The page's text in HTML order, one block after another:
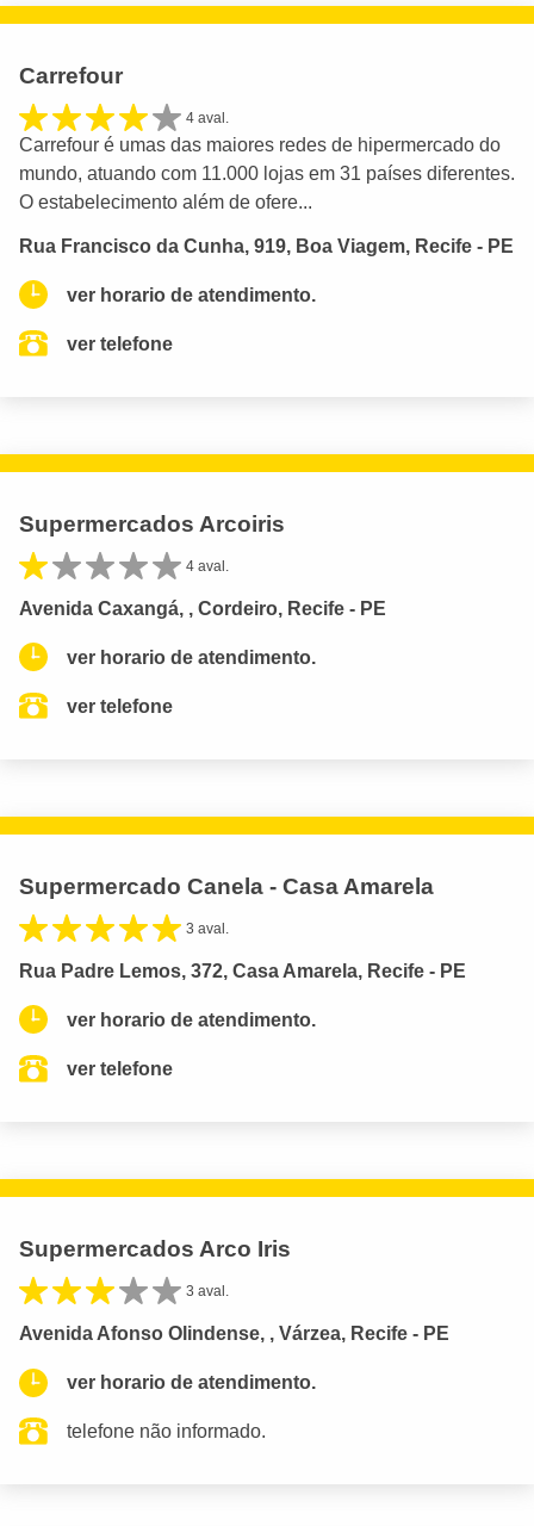
Carrefour
4 aval.
Carrefour é umas das maiores redes de hipermercado do
mundo, atuando com 11.000 lojas em 31 países diferentes.
O estabelecimento além de ofere...
Rua Francisco da Cunha, 919, Boa Viagem, Recife - PE
ver horario de atendimento.
ver telefone
Supermercados Arcoiris
4 aval.
Avenida Caxangá, , Cordeiro, Recife - PE
ver horario de atendimento.
ver telefone
Supermercado Canela - Casa Amarela
3 aval.
Rua Padre Lemos, 372, Casa Amarela, Recife - PE
ver horario de atendimento.
ver telefone
Supermercados Arco Iris
3 aval.
Avenida Afonso Olindense, , Várzea, Recife - PE
ver horario de atendimento.
telefone não informado.